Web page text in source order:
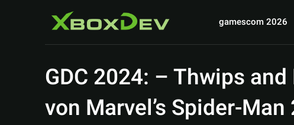
gamescom 2026
GDC 2024: – Thwips
von Marvel’s Spider-Man